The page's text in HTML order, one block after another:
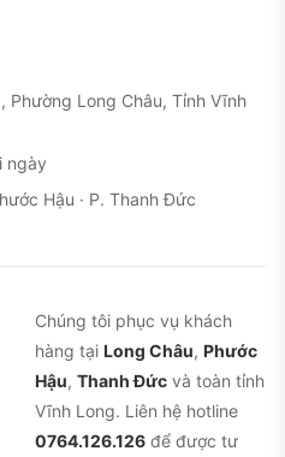
Phường Long Châu, Tỉnh Vĩnh
ngày
Hậu · P. Thanh Đức
Chúng tôi phục vụ khách
hàng tại Long Châu, Phước
Hậu, Thanh Đức và toàn tỉnh
Vĩnh Long. Liên hệ hotline
0764.126.126 để được tư